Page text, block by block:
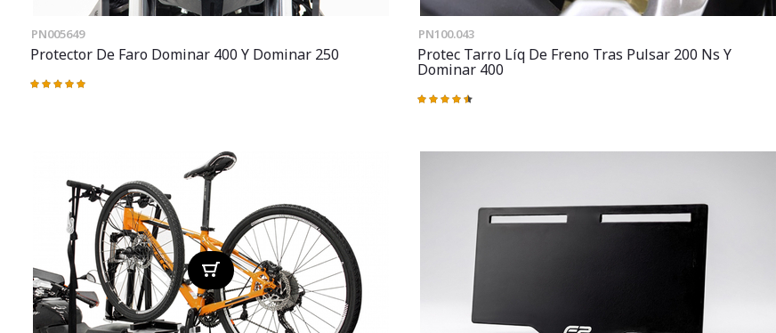
PN005649
Protector De Faro Dominar 400 Y Dominar 250
Valoración:
PN100.043
Protec Tarro Líq De Freno Tras Pulsar 200 Ns Y
Dominar 400
Valoración: